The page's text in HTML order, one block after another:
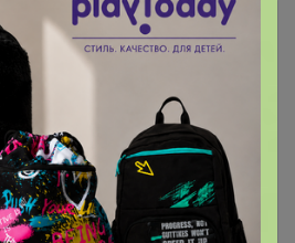
необходимо
на сайте!
меньше минуты